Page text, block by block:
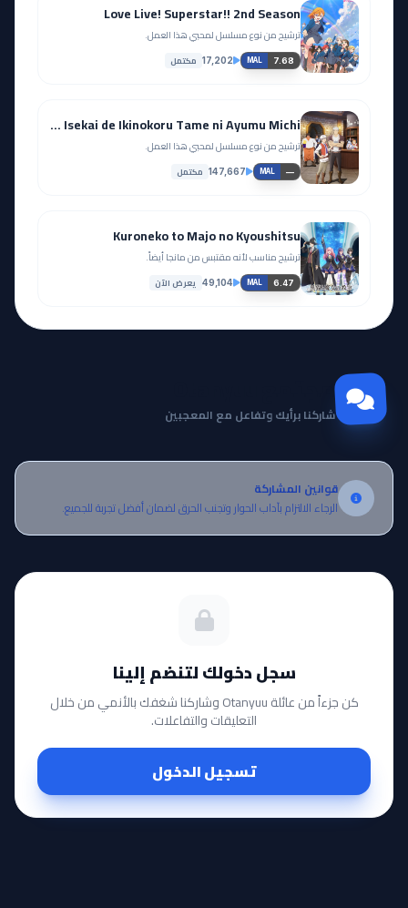
Love Live! Superstar!! 2nd Season
ترشيح من نوع مسلسل لمحبي هذا العمل.
MAL 7.68
17,202 مكتمل
Seija Musou: Salaryman, Isekai de Ikinokoru Tame ni Ayumu Michi
ترشيح من نوع مسلسل لمحبي هذا العمل.
MAL —
147,667 مكتمل
Kuroneko to Majo no Kyoushitsu
ترشيح مناسب لأنه مقتبس من مانجا أيضاً.
MAL 6.47
49,104 يعرض الآن
مجتمع Otanyuu
شاركنا برأيك وتفاعل مع المعجبين
قوانين المشاركة
الرجاء الالتزام بآداب الحوار وتجنب الحرق لضمان أفضل تجربة للجميع.
سجل دخولك لتنضم إلينا
كن جزءاً من عائلة Otanyuu وشاركنا شغفك بالأنمي من خلال
التعليقات والتفاعلات.
تسجيل الدخول